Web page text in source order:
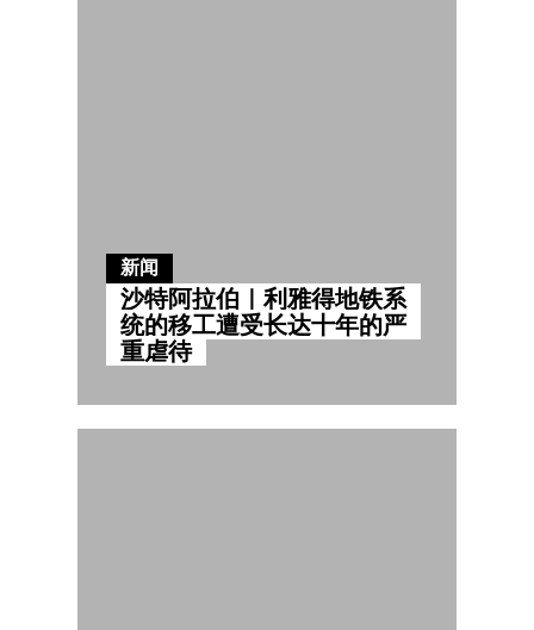
新闻
沙特阿拉伯｜利雅得地铁系
统的移工遭受长达十年的严
重虐待